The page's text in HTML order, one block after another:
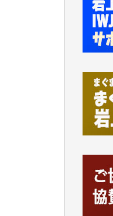
いつ
す。